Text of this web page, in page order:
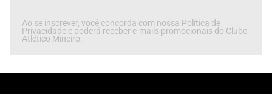
Ao se inscrever, você concorda com nossa Política de
Privacidade e poderá receber e-mails promocionais do Clube
Atlético Mineiro.